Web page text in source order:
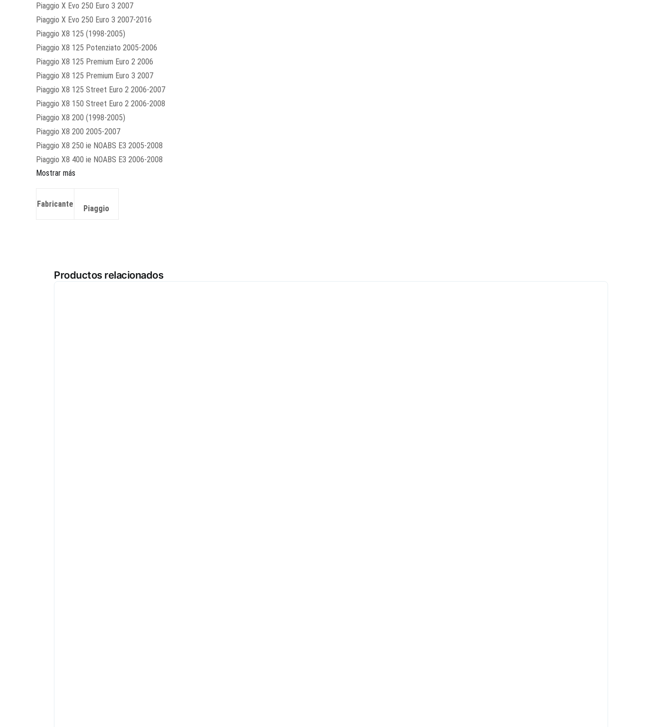
Piaggio X Evo 250 Euro 3 2007
Piaggio X Evo 250 Euro 3 2007-2016
Piaggio X8 125 (1998-2005)
Piaggio X8 125 Potenziato 2005-2006
Piaggio X8 125 Premium Euro 2 2006
Piaggio X8 125 Premium Euro 3 2007
Piaggio X8 125 Street Euro 2 2006-2007
Piaggio X8 150 Street Euro 2 2006-2008
Piaggio X8 200 (1998-2005)
Piaggio X8 200 2005-2007
Piaggio X8 250 ie NOABS E3 2005-2008
Piaggio X8 400 ie NOABS E3 2006-2008
Mostrar más
Fabricante Piaggio
Productos relacionados